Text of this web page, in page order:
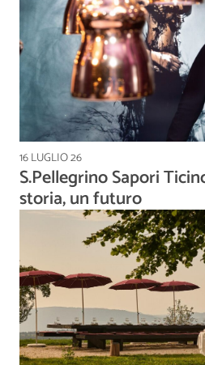
16 LUGLIO 26
S.Pellegrino Sapori
storia, un futuro